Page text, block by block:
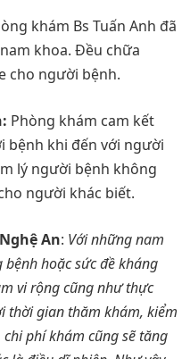
khám Bs Tuấn Anh đã
khoa. Đều chữa
cho người bệnh.
Phòng khám cam kết
bệnh khi đến với người
lý người bệnh không
người khác biết.
An: Với những nam
hoặc sức đề kháng
vi rộng cũng như thực
thời gian thăm khám, kiểm
chi phí khám cũng sẽ tăng